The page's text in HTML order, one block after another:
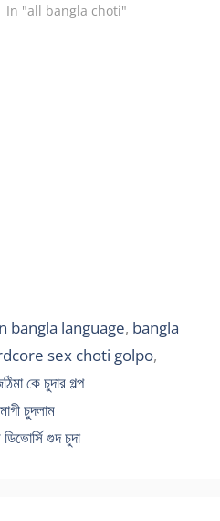
In "all bangla choti"
bangla language, bangla
sex choti golpo,
কে চুদার গল্প
চুদলাম
গুদ চুদা